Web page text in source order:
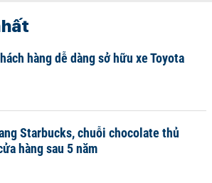
hàng dễ dàng sở hữu xe Toyota
Starbucks, chuỗi chocolate thủ
hàng sau 5 năm